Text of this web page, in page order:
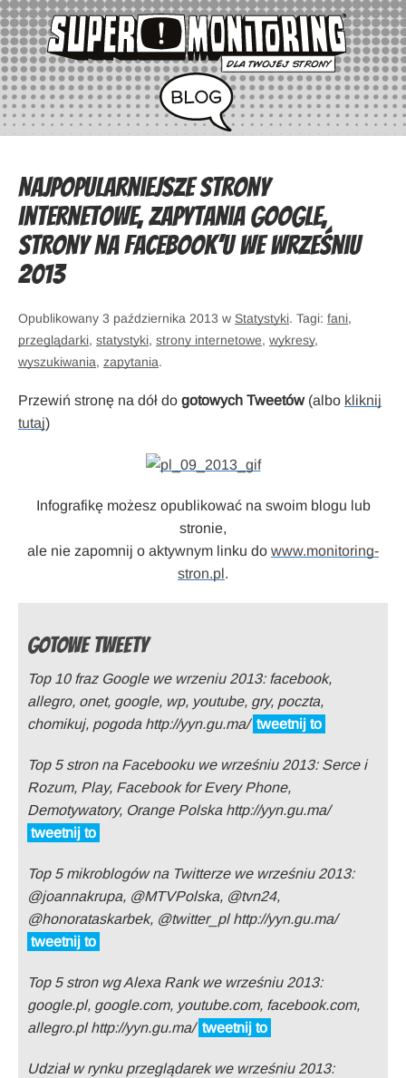
Najpopularniejsze strony
internetowe, zapytania Google,
strony na Facebook’u we wrześniu
2013
Opublikowany 3 października 2013 w Statystyki. Tagi: fani,
przeglądarki, statystyki, strony internetowe, wykresy,
wyszukiwania, zapytania.
Przewiń stronę na dół do gotowych Tweetów(albo kliknij
tutaj)
Infografikę możesz opublikować na swoim blogu lub
stronie,
ale nie zapomnij o aktywnym linku do www.monitoring-
stron.pl.
GOTOWE TWEETY
Top 10 fraz Google we wrzeniu 2013: facebook,
allegro, onet, google, wp, youtube, gry, poczta,
chomikuj, pogoda http://yyn.gu.ma/ tweetnij to
Top 5 stron na Facebooku we wrześniu 2013: Serce i
Rozum, Play, Facebook for Every Phone,
Demotywatory, Orange Polska http://yyn.gu.ma/
tweetnij to
Top 5 mikroblogów na Twitterze we wrześniu 2013:
@joannakrupa, @MTVPolska, @tvn24,
@honorataskarbek, @twitter_pl http://yyn.gu.ma/
tweetnij to
Top 5 stron wg Alexa Rank we wrześniu 2013:
google.pl, google.com, youtube.com, facebook.com,
allegro.pl http://yyn.gu.ma/ tweetnij to
Udział w rynku przeglądarek we wrześniu 2013: